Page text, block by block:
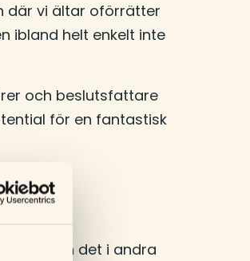
där vi ältar oförrätter
ibland helt enkelt inte
och beslutsfattare
för en fantastisk
medan det i andra